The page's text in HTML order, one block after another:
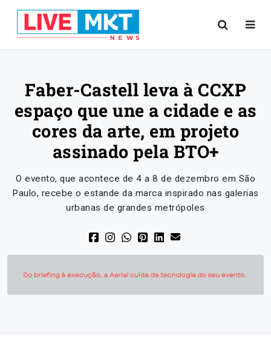
Faber-Castell leva à CCXP
espaço que une a cidade e as
cores da arte, em projeto
assinado pela BTO+
O evento, que acontece de 4 a 8 de dezembro em São
Paulo, recebe o estande da marca inspirado nas galerias
urbanas de grandes metrópoles